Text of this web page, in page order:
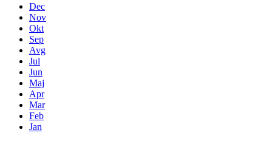
Dec
Nov
Okt
Sep
Avg
Jul
Jun
Maj
Apr
Mar
Feb
Jan